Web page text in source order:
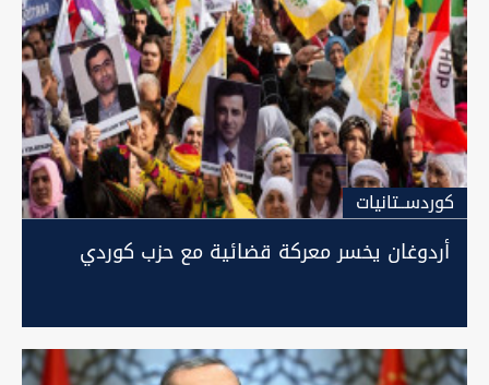
كوردســتانيات
أردوغان يخسر معركة قضائية مع حزب كوردي